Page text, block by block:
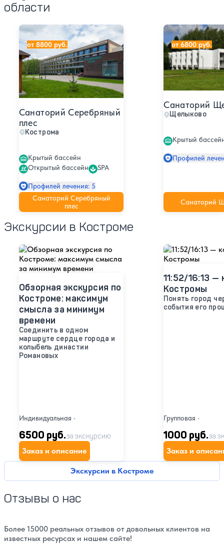
области
Санаторий Серебряный
плес
Кострома
Крытый бассейн
Открытый бассейн
SPA
Профилей лечения: 5
Санаторий Серебряный
плес
Санаторий Серебряный плес
от 8800 руб.
Санаторий
Щелыково
Крытый
Профилей
Санаторий
Санаторий
от 6800 руб.
Экскурсии в Костроме
Экскурсии в Костроме
Обзорная экскурсия по
Костроме: максимум
смысла за минимум
времени
Соединить в одном
маршруте сердце города и
колыбель династии
Романовых
Индивидуальная •
6500 руб.за экскурсию
Заказ и описание
11:52/16:13 —
Костромы
Понять город
события его
Групповая •
1000 руб.за
Заказ и
Отзывы о нас
Более 15000 реальных отзывов от довольных клиентов на
известных ресурсах и нашем сайте!